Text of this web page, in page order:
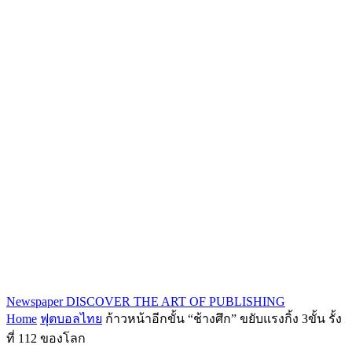
Newspaper DISCOVER THE ART OF PUBLISHING
Home ฟุตบอลไทย ก้าวหน้าอีกขั้น “ช้างศึก” ขยับแรงกิ้ง 3ขั้น รั้ง
ที่ 112 ของโลก